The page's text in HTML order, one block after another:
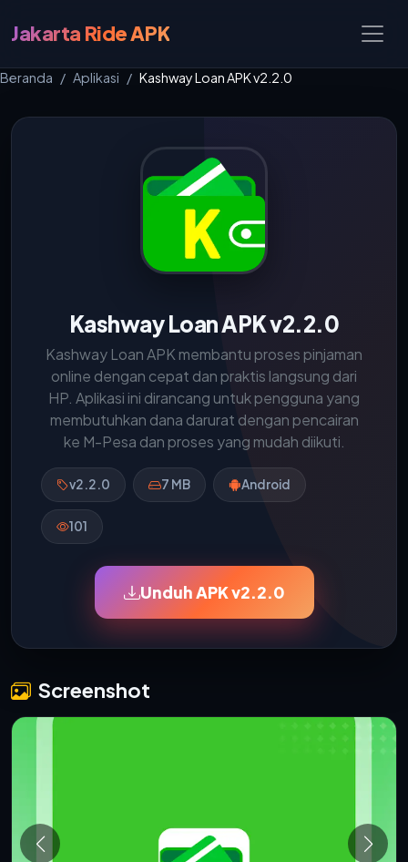
Jakarta Ride APK
Beranda Aplikasi Kashway Loan APK v2.2.0
Kashway Loan APK v2.2.0
Kashway Loan APK membantu proses pinjaman
online dengan cepat dan praktis langsung dari
HP. Aplikasi ini dirancang untuk pengguna yang
membutuhkan dana darurat dengan pencairan
ke M-Pesa dan proses yang mudah diikuti.
v2.2.0 7 MB Android
101
Unduh APK v2.2.0
Screenshot